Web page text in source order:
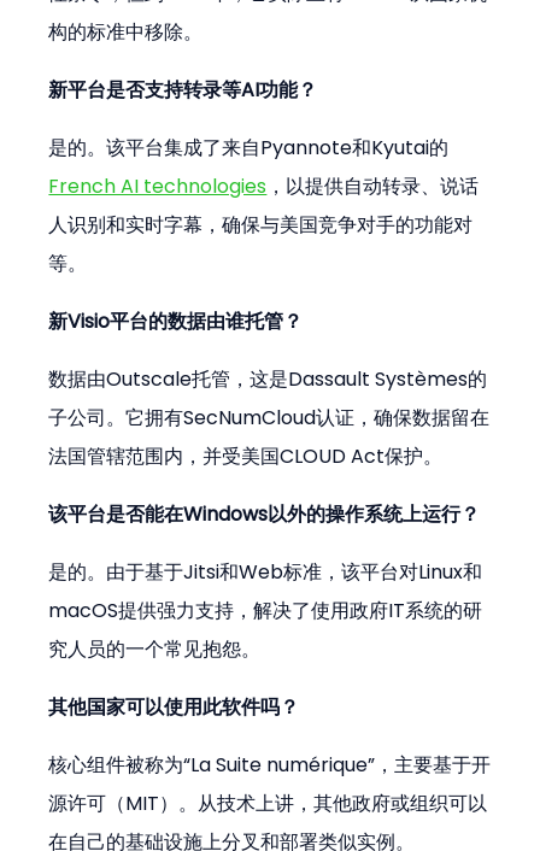
构的标准中移除。
新平台是否支持转录等AI功能？
是的。该平台集成了来自Pyannote和Kyutai的
French AI technologies ，以提供自动转录、说话
人识别和实时字幕，确保与美国竞争对手的功能对
等。
新Visio平台的数据由谁托管？
数据由Outscale托管，这是Dassault Systèmes的
子公司。它拥有SecNumCloud认证，确保数据留在
法国管辖范围内，并受美国CLOUD Act保护。
该平台是否能在Windows以外的操作系统上运行？
是的。由于基于Jitsi和Web标准，该平台对Linux和
macOS提供强力支持，解决了使用政府IT系统的研
究人员的一个常见抱怨。
其他国家可以使用此软件吗？
核心组件被称为“La Suite numérique”，主要基于开
源许可（MIT）。从技术上讲，其他政府或组织可以
在自己的基础设施上分叉和部署类似实例。